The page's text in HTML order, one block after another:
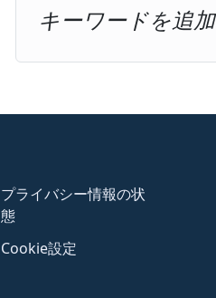
キーワードを追加
プライバシー情報の状
態
Cookie設定